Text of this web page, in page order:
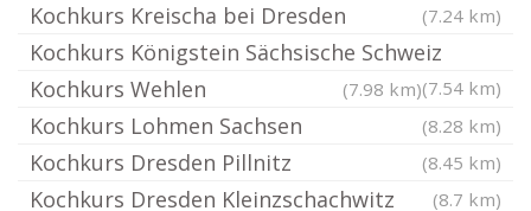
Kochkurs Kreischa bei Dresden (7.24 km)
Kochkurs Königstein Sächsische Schweiz
(7.54 km)
Kochkurs Wehlen (7.98 km)
Kochkurs Lohmen Sachsen (8.28 km)
Kochkurs Dresden Pillnitz (8.45 km)
Kochkurs Dresden Kleinzschachwitz (8.7 km)